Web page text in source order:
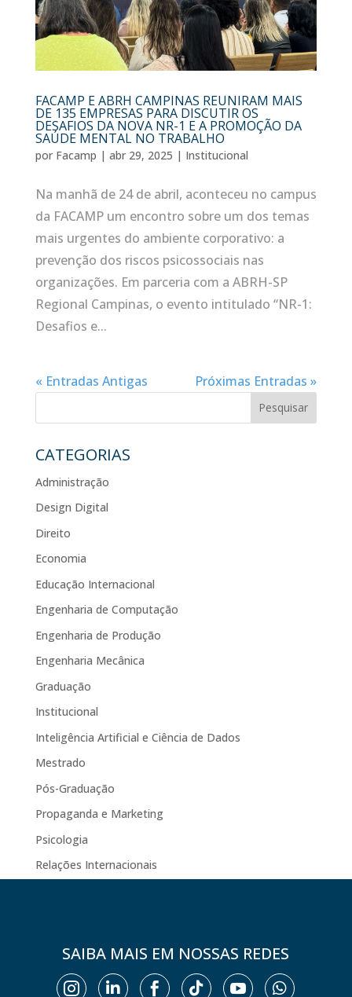
FACAMP E ABRH CAMPINAS REUNIRAM MAIS
DE 135 EMPRESAS PARA DISCUTIR OS
DESAFIOS DA NOVA NR-1 E A PROMOÇÃO DA
SAÚDE MENTAL NO TRABALHO
por Facamp | abr 29, 2025 | Institucional
Na manhã de 24 de abril, aconteceu no campus
da FACAMP um encontro sobre um dos temas
mais urgentes do ambiente corporativo: a
prevenção dos riscos psicossociais nas
organizações. Em parceria com a ABRH-SP
Regional Campinas, o evento intitulado “NR-1:
Desafios e...
« Entradas Antigas Próximas Entradas »
Pesquisar
CATEGORIAS
Administração
Design Digital
Direito
Economia
Educação Internacional
Engenharia de Computação
Engenharia de Produção
Engenharia Mecânica
Graduação
Institucional
Inteligência Artificial e Ciência de Dados
Mestrado
Pós-Graduação
Propaganda e Marketing
Psicologia
Relações Internacionais
SAIBA MAIS EM NOSSAS REDES
     